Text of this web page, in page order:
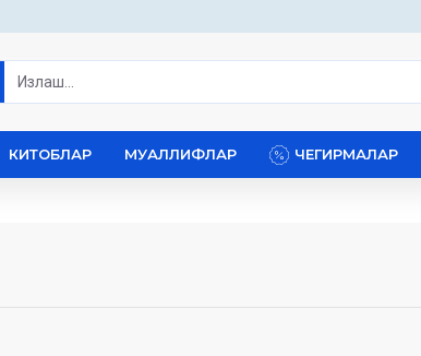
КИТОБЛАР МУАЛЛИФЛАР ЧЕГИРМАЛАР